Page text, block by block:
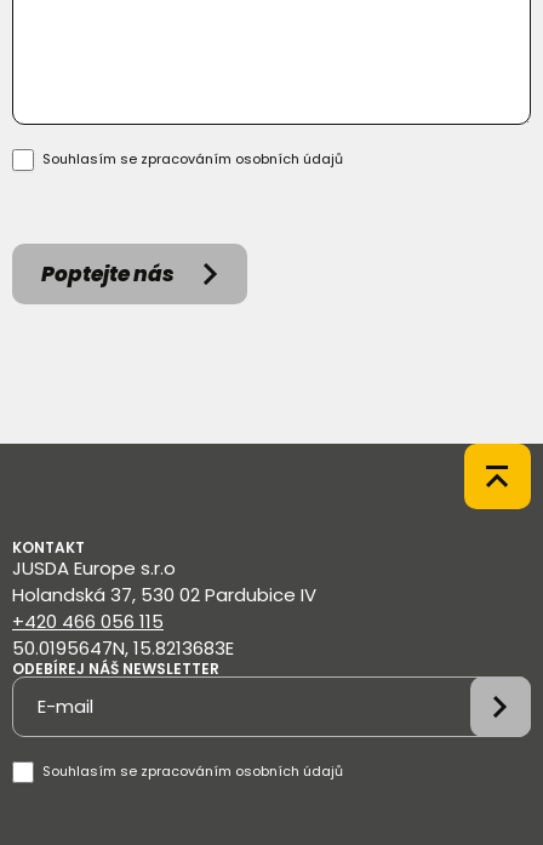
Souhlasím se zpracováním osobních údajů
Poptejte nás
KONTAKT
JUSDA Europe s.r.o
Holandská 37, 530 02 Pardubice IV
+420 466 056 115
50.0195647N, 15.8213683E
ODEBÍREJ NÁŠ NEWSLETTER
Newsletter
Souhlasím se zpracováním osobních údajů